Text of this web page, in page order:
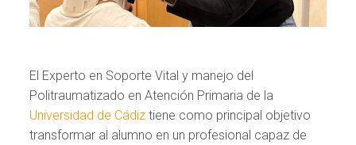
El Experto en Soporte Vital y manejo del
Politraumatizado en Atención Primaria de la
Universidad de Cádiz tiene como principal objetivo
transformar al alumno en un profesional capaz de